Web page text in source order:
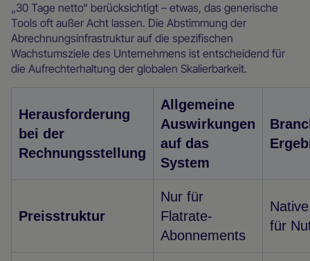
„30 Tage netto“ berücksichtigt – etwas, das generische
Tools oft außer Acht lassen. Die Abstimmung der
Abrechnungsinfrastruktur auf die spezifischen
Wachstumsziele des Unternehmens ist entscheidend für
die Aufrechterhaltung der globalen Skalierbarkeit.
Herausforderung
bei der
Rechnungsstellung
Allgemeine
Auswirkungen
auf das
System
Preisstruktur
Nur für
Flatrate-
Abonnements
für